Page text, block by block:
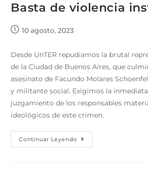
Basta de violencia
10 agosto, 2023
Desde UnTER repudiamos la brutal
de la Ciudad de Buenos Aires, que
asesinato de Facundo Molares
y militante social. Exigimos la
juzgamiento de los responsables
ideológicos de este crimen.
Continuar Leyendo